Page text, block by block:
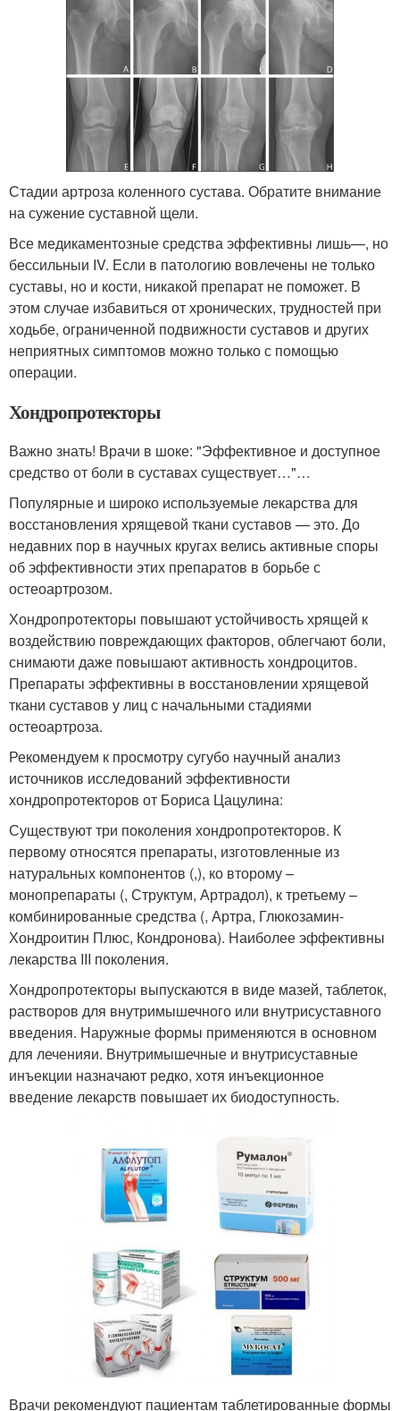
Стадии артроза коленного сустава. Обратите внимание
на сужение суставной щели.
Все медикаментозные средства эффективны лишь—, но
бессильныи IV. Если в патологию вовлечены не только
суставы, но и кости, никакой препарат не поможет. В
этом случае избавиться от хронических, трудностей при
ходьбе, ограниченной подвижности суставов и других
неприятных симптомов можно только с помощью
операции.
Хондропротекторы
Важно знать! Врачи в шоке: "Эффективное и доступное
средство от боли в суставах существует…"…
Популярные и широко используемые лекарства для
восстановления хрящевой ткани суставов — это. До
недавних пор в научных кругах велись активные споры
об эффективности этих препаратов в борьбе с
остеоартрозом.
Хондропротекторы повышают устойчивость хрящей к
воздействию повреждающих факторов, облегчают боли,
снимаюти даже повышают активность хондроцитов.
Препараты эффективны в восстановлении хрящевой
ткани суставов у лиц с начальными стадиями
остеоартроза.
Рекомендуем к просмотру сугубо научный анализ
источников исследований эффективности
хондропротекторов от Бориса Цацулина:
Существуют три поколения хондропротекторов. К
первому относятся препараты, изготовленные из
натуральных компонентов (,), ко второму –
монопрепараты (, Структум, Артрадол), к третьему –
комбинированные средства (, Артра, Глюкозамин-
Хондроитин Плюс, Кондронова). Наиболее эффективны
лекарства III поколения.
Хондропротекторы выпускаются в виде мазей, таблеток,
растворов для внутримышечного или внутрисуставного
введения. Наружные формы применяются в основном
для леченияи. Внутримышечные и внутрисуставные
инъекции назначают редко, хотя инъекционное
введение лекарств повышает их биодоступность.
Врачи рекомендуют пациентам таблетированные формы